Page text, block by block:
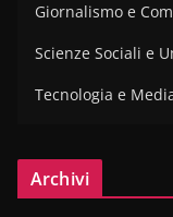
Giornalismo e
Scienze Sociali e
Tecnologia e
Archivi